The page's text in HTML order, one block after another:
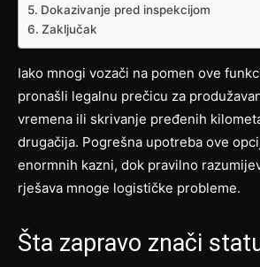
Dokazivanje pred inspekcijom
Zaključak
Iako mnogi vozači na pomen ove
pronašli legalnu prečicu za
vremena ili skrivanje pređenih
drugačija. Pogrešna upotreba ove
enormnih kazni, dok pravilno
rješava mnoge logističke probleme.
Šta zapravo znači